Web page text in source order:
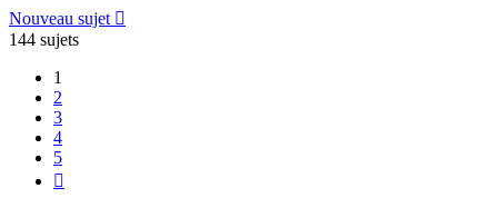
Nouveau sujet
144 sujets
1
2
3
4
5